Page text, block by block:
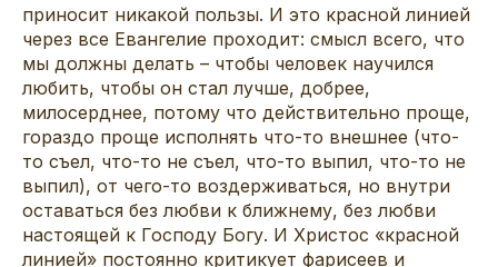
приносит никакой пользы. И это красной линией
через все Евангелие проходит: смысл всего, что
мы должны делать – чтобы человек научился
любить, чтобы он стал лучше, добрее,
милосерднее, потому что действительно проще,
гораздо проще исполнять что-то внешнее (что-
то съел, что-то не съел, что-то выпил, что-то не
выпил), от чего-то воздерживаться, но внутри
оставаться без любви к ближнему, без любви
настоящей к Господу Богу. И Христос «красной
линией» постоянно критикует фарисеев и